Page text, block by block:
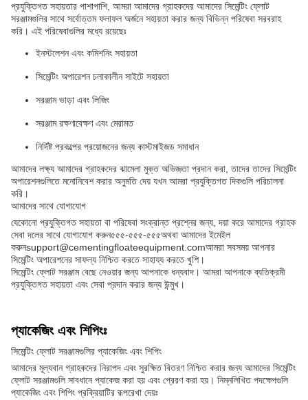
প্রযুক্তিগত সহায়তার পাশাপাশি, আমরা আমাদের গ্রাহকদের আমাদের সিমেন্টিং ফ্লোট
সরঞ্জামগুলির সাথে সর্বোত্তম ফলাফল অর্জনে সহায়তা করার জন্য বিভিন্ন পরিষেবা সরবরাহ
করি। এই পরিষেবাগুলির মধ্যে রয়েছেঃ
ইনস্টলেশন এবং কমিশনিং সহায়তা
সিমেন্টিং অপারেশন চলাকালীন সাইটে সহায়তা
সরঞ্জাম ভাড়া এবং লিজিং
সরঞ্জাম রক্ষণাবেক্ষণ এবং মেরামত
নির্দিষ্ট প্রকল্পের প্রয়োজনের জন্য কাস্টমাইজড সমাধান
আমাদের লক্ষ্য আমাদের গ্রাহকদের ঝামেলা মুক্ত অভিজ্ঞতা প্রদান করা, তাদের তাদের সিমেন্টিং
অপারেশনগুলিতে মনোনিবেশ করার অনুমতি দেয় যখন আমরা প্রযুক্তিগত দিকগুলি পরিচালনা
করি।
আমাদের সাথে যোগাযোগ
যেকোনো প্রযুক্তিগত সহায়তা বা পরিষেবা সংক্রান্ত প্রশ্নের জন্য, দয়া করে আমাদের গ্রাহক
সেবা দলের সাথে যোগাযোগ করুন৫৫৫-৫৫৫-৫৫৫অথবা আমাদের ইমেইল
করুনsupport@cementingfloateequipment.comআমরা সবসময় আপনার
সিমেন্টিং অপারেশনের সাফল্য নিশ্চিত করতে সাহায্য করতে খুশি।
সিমেন্টিং ফ্লোট সরঞ্জাম বেছে নেওয়ার জন্য আপনাকে ধন্যবাদ। আমরা আপনাকে ব্যতিক্রমী
প্রযুক্তিগত সহায়তা এবং সেবা প্রদান করার জন্য উন্মুখ।
প্যাকেজিং এবং শিপিংঃ
সিমেন্টিং ফ্লোট সরঞ্জামগুলির প্যাকেজিং এবং শিপিং
আমাদের মূল্যবান গ্রাহকদের নিরাপদ এবং সুরক্ষিত বিতরণ নিশ্চিত করার জন্য আমাদের সিমেন্টিং
ফ্লোট সরঞ্জামগুলি সাবধানে প্যাকেজ করা হয় এবং প্রেরণ করা হয়। নিম্নলিখিত পদক্ষেপগুলি
প্যাকেজিং এবং শিপিং প্রক্রিয়াটির রূপরেখা দেয়ঃ